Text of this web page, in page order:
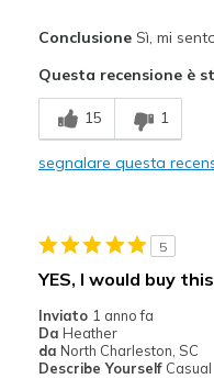
Breathe Well
Comfortable
Going Out
ConclusioneSì, mi
Questa recensione è
15 1
segnalare questa
5
YES, I would buy
Inviato 1 anno fa
Da Heather
da North Charleston, SC
Describe Yourself Casual